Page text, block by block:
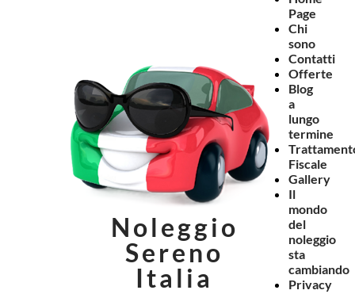
Noleggio
Sereno
Italia
Page
Chi
sono
Contatti
Offerte
Blog
a
lungo
termine
Fiscale
Gallery
Il
mondo
del
noleggio
sta
cambiando
Privacy